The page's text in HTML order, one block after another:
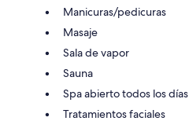
Manicuras/pedicuras
Masaje
Sala de vapor
Sauna
Spa abierto todos los días
Tratamientos faciales